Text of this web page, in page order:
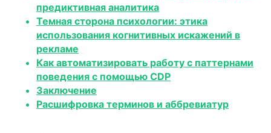
предиктивная аналитика
Темная сторона психологии: этика
использования когнитивных искажений в
рекламе
Как автоматизировать работу с паттернами
поведения с помощью CDP
Заключение
Расшифровка терминов и аббревиатур